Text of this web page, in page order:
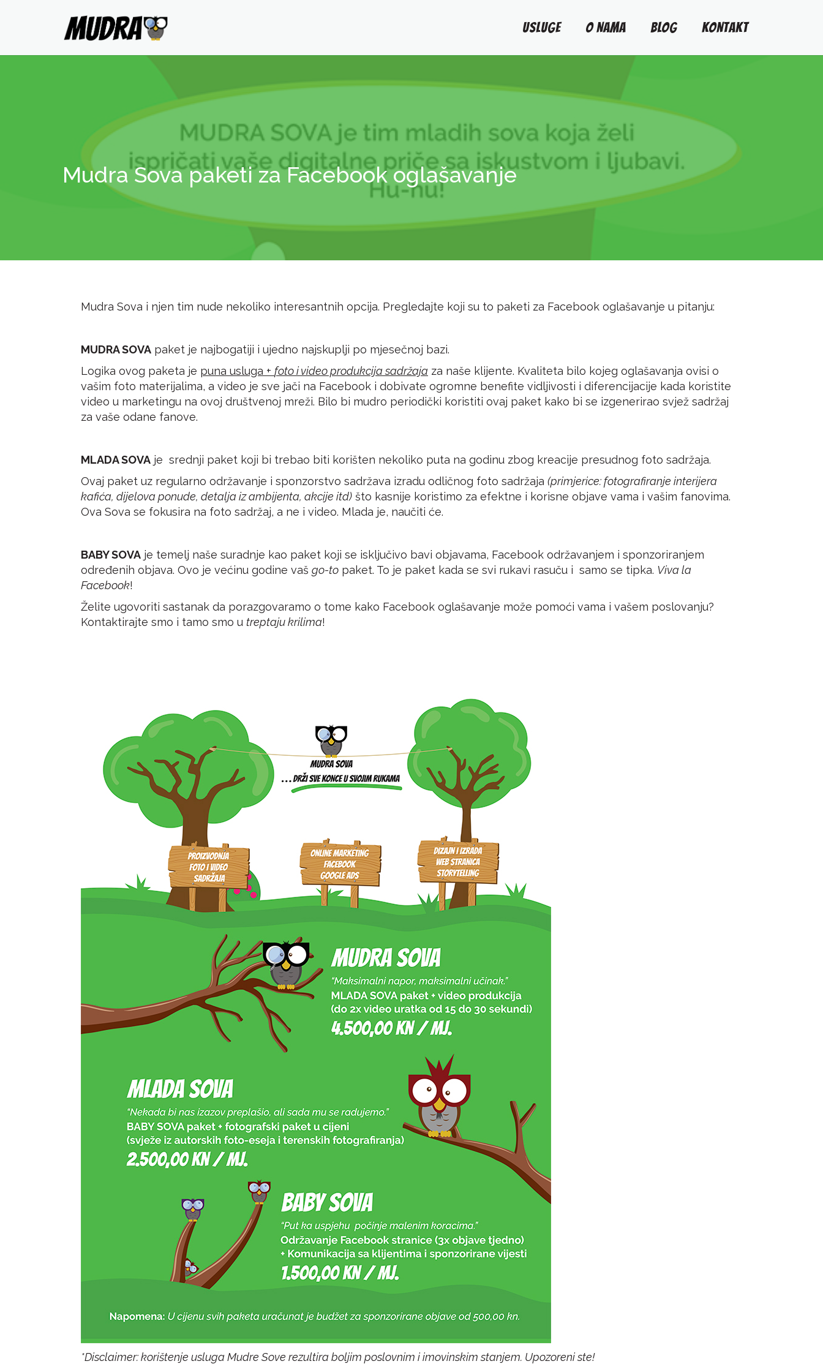
USLUGE O NAMA BLOG KONTAKT
Mudra Sova paketi za Facebook oglašavanje
Mudra Sova i njen tim nude nekoliko interesantnih opcija. Pregledajte koji su to paketi za Facebook oglašavanje u pitanju:
MUDRA SOVA paket je najbogatiji i ujedno najskuplji po mjesečnoj bazi.
Logika ovog paketa je puna usluga + foto i video produkcija sadržaja za naše klijente. Kvaliteta bilo kojeg oglašavanja ovisi o
vašim foto materijalima, a video je sve jači na Facebook i dobivate ogromne benefite vidljivosti i diferencijacije kada koristite
video u marketingu na ovoj društvenoj mreži. Bilo bi mudro periodički koristiti ovaj paket kako bi se izgenerirao svjež sadržaj
za vaše odane fanove.
MLADA SOVA je srednji paket koji bi trebao biti korišten nekoliko puta na godinu zbog kreacije presudnog foto sadržaja.
Ovaj paket uz regularno održavanje i sponzorstvo sadržava izradu odličnog foto sadržaja (primjerice: fotografiranje interijera
kafića, dijelova ponude, detalja iz ambijenta, akcije itd) što kasnije koristimo za efektne i korisne objave vama i vašim fanovima.
Ova Sova se fokusira na foto sadržaj, a ne i video. Mlada je, naučiti će.
BABY SOVA je temelj naše suradnje kao paket koji se isključivo bavi objavama, Facebook održavanjem i sponzoriranjem
određenih objava. Ovo je većinu godine vaš go-to paket. To je paket kada se svi rukavi rasuču i samo se tipka. Viva la
Facebook!
Želite ugovoriti sastanak da porazgovaramo o tome kako Facebook oglašavanje može pomoći vama i vašem poslovanju?
Kontaktirajte smo i tamo smo u treptaju krilima!
*Disclaimer: korištenje usluga Mudre Sove rezultira boljim poslovnim i imovinskim stanjem. Upozoreni ste!